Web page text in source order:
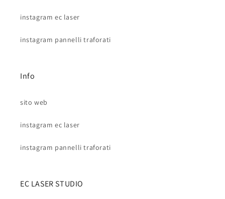
instagram ec laser
instagram pannelli traforati
Info
sito web
instagram ec laser
instagram pannelli traforati
EC LASER STUDIO